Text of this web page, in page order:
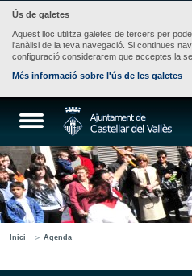
Ús de galetes
Aquest lloc utilitza galetes de tercers per
l'anàlisi de la teva navegació. Si continues
configuració considerarem que acceptes la
Més informació sobre l'ús de les galetes
Inici Agenda